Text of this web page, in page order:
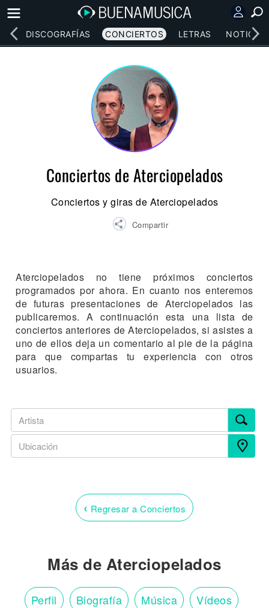
DISCOGRAFÍAS CONCIERTOS LETRAS NOTICIAS
Conciertos de Aterciopelados
Conciertos y giras de Aterciopelados
Compartir
Aterciopelados no tiene próximos conciertos
programados por ahora. En cuanto nos enteremos
de futuras presentaciones de Aterciopelados las
publicaremos. A continuación esta una lista de
conciertos anteriores de Aterciopelados, si asistes a
uno de ellos deja un comentario al pie de la página
para que compartas tu experiencia con otros
usuarios.
‹ Regresar a Conciertos
Más de Aterciopelados
Perfil Biografía Música Vídeos